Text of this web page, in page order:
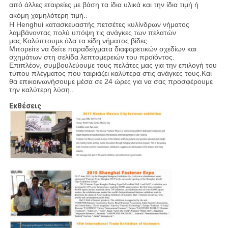
από άλλες εταιρείες με βάση τα ίδια υλικά και την ίδια τιμή ή
ακόμη χαμηλότερη τιμή..
Η Henghui κατασκευαστής πετσέτες κυλίνδρων νήματος
λαμβάνοντας πολύ υπόψη τις ανάγκες των πελατών
μας.Καλύπτουμε όλα τα είδη νήματος βίδες.
Μπορείτε να δείτε παραδείγματα διαφορετικών σχεδίων και
σχημάτων στη σελίδα λεπτομερειών του προϊόντος.
Επιπλέον, συμβουλεύουμε τους πελάτες μας για την επιλογή του
τύπου πλέγματος που ταιριάζει καλύτερα στις ανάγκες τους.Και
θα επικοινωνήσουμε μέσα σε 24 ώρες για να σας προσφέρουμε
την καλύτερη λύση..
Εκθέσεις